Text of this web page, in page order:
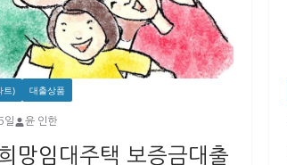
트) 대출상품
일 윤 인한
희망임대주택 보증금대출